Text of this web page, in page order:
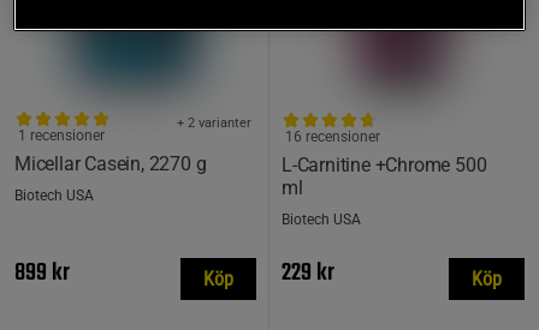
Micellar Casein, 2270 g
+ 2 varianter
1 recensioner
Biotech USA
899 kr Köp
L-Carnitine +Chrome 500
ml
16 recensioner
Biotech USA
229 kr Köp